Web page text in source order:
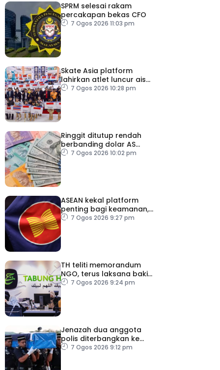
SPRM selesai rakam
percakapan bekas CFO
7 Ogos 2026 11:03 pm
Skate Asia platform
lahirkan atlet luncur ais
negara
7 Ogos 2026 10:28 pm
Ringgit ditutup rendah
berbanding dolar AS
menjelang pengumuman
7 Ogos 2026 10:02 pm
ASEAN kekal platform
penting bagi keamanan,
kestabilan serantau –
7 Ogos 2026 9:27 pm
TH teliti memorandum
NGO, terus laksana baki
syor RCI
7 Ogos 2026 9:24 pm
Jenazah dua anggota
polis diterbangkan ke
Kelantan
7 Ogos 2026 9:12 pm